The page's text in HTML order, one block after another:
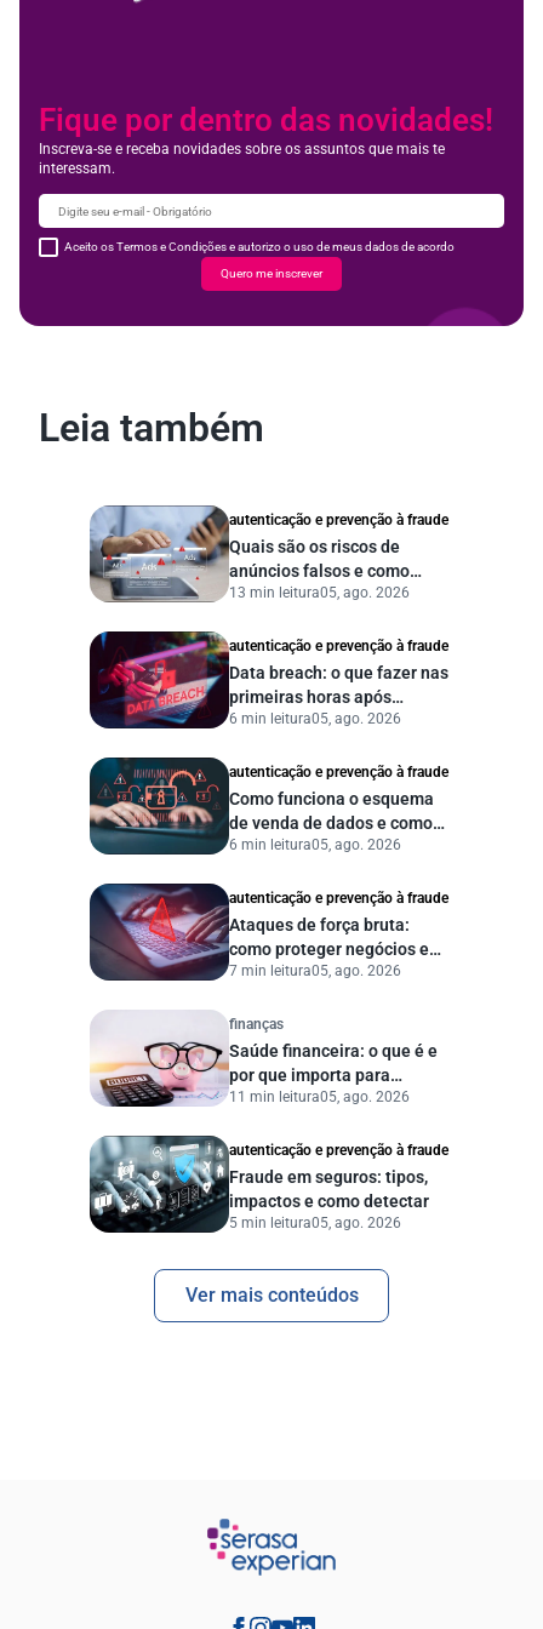
Fique por dentro das novidades!
Inscreva-se e receba novidades sobre os assuntos que mais te
interessam.
Aceito os Termos e Condições e autorizo o uso de meus dados de acordo
Quero me inscrever
Leia também
autenticação e prevenção à fraude
Quais são os riscos de
anúncios falsos e como
proteger seu negócio?
13 min leitura05, ago. 2026
autenticação e prevenção à fraude
Data breach: o que fazer nas
primeiras horas após
vazamento de dados?
6 min leitura05, ago. 2026
autenticação e prevenção à fraude
Como funciona o esquema
de venda de dados e como
proteger sua empresa?
6 min leitura05, ago. 2026
autenticação e prevenção à fraude
Ataques de força bruta:
como proteger negócios e
dados digitais
7 min leitura05, ago. 2026
finanças
Saúde financeira: o que é e
por que importa para
pessoas e empresas?
11 min leitura05, ago. 2026
autenticação e prevenção à fraude
Fraude em seguros: tipos,
impactos e como detectar
5 min leitura05, ago. 2026
Ver mais conteúdos